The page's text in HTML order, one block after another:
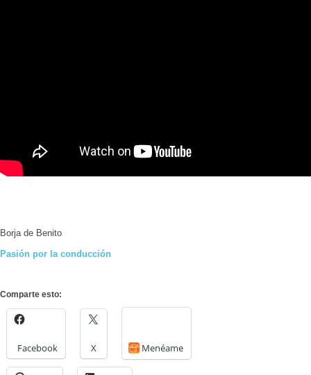
Borja de Benito
Pasión por la conducción
Comparte esto:
Facebook X Menéame